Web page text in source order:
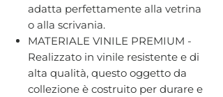
adatta perfettamente alla vetrina
o alla scrivania.
MATERIALE VINILE PREMIUM -
Realizzato in vinile resistente e di
alta qualità, questo oggetto da
collezione è costruito per durare e